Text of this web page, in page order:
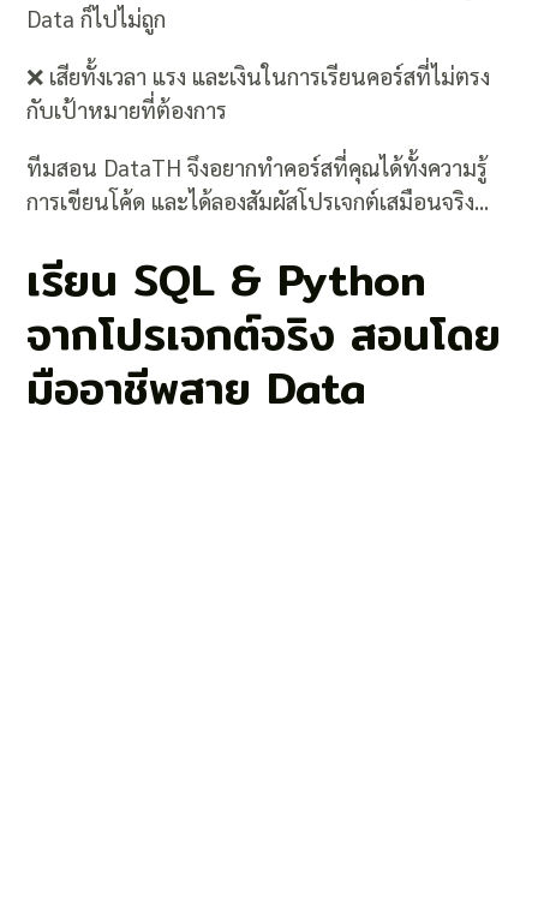
Data ก็ไปไม่ถูก
❌ เสียทั้งเวลา แรง และเงินในการเรียนคอร์สที่ไม่ตรง
กับเป้าหมายที่ต้องการ
ทีมสอน DataTH จึงอยากทำคอร์สที่คุณได้ทั้งความรู้
การเขียนโค้ด และได้ลองสัมผัสโปรเจกต์เสมือนจริง...
เรียน SQL & Python
จากโปรเจกต์จริง สอนโดย
มืออาชีพสาย Data